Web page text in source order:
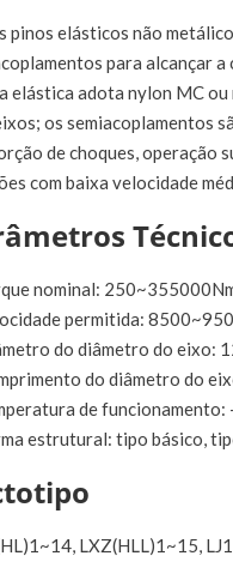
pinos elásticos não
para alcançar
elástica adota nylon MC
os semiacoplamentos
de choques, operação
com baixa velocidade
nominal:
permitida:
do diâmetro do eixo:
do diâmetro do
de funcionamento:
estrutural: tipo básico,
LXZ(HLL)1~15,